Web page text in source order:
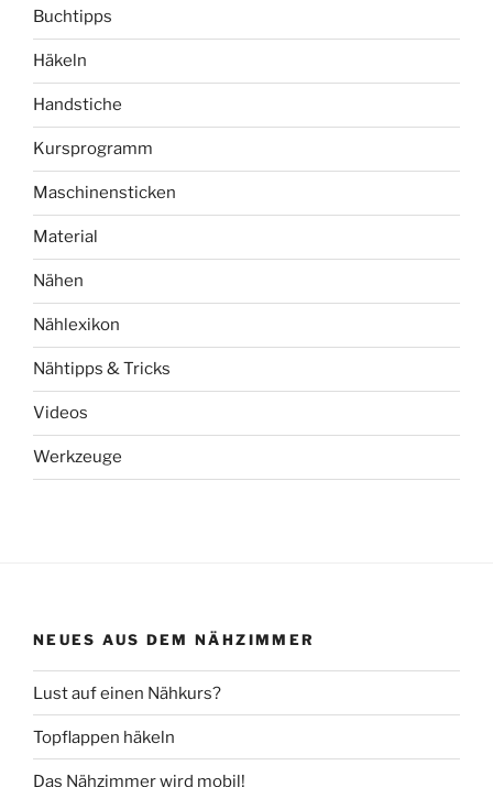
Buchtipps
Häkeln
Handstiche
Kursprogramm
Maschinensticken
Material
Nähen
Nählexikon
Nähtipps & Tricks
Videos
Werkzeuge
NEUES AUS DEM NÄHZIMMER
Lust auf einen Nähkurs?
Topflappen häkeln
Das Nähzimmer wird mobil!